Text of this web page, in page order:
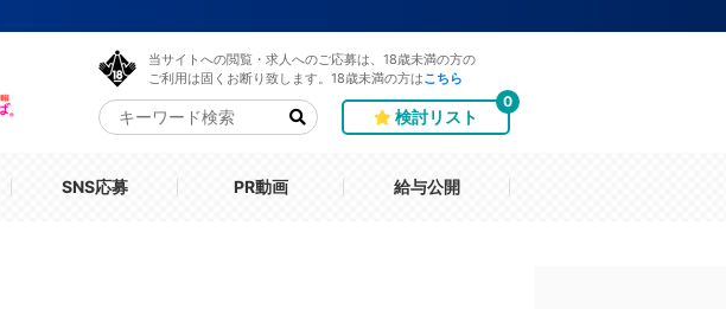
当サイトへの閲覧・求人へのご応募は、18歳未満の方の
ご利用は固くお断り致します。18歳未満の方は こちら
検討リスト
0
SNS応募 PR動画 給与公開